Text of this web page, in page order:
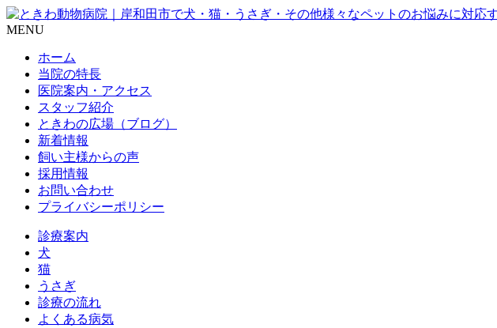
MENU
ホーム
当院の特長
医院案内・アクセス
スタッフ紹介
ときわの広場（ブログ）
新着情報
飼い主様からの声
採用情報
お問い合わせ
プライバシーポリシー
診療案内
犬
猫
うさぎ
診療の流れ
よくある病気